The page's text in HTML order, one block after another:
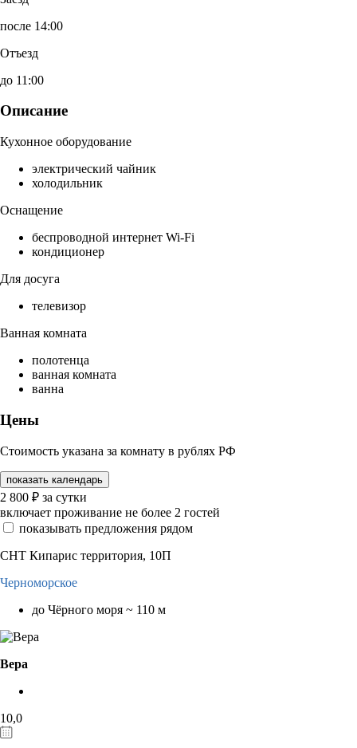
после 14:00
Отъезд
до 11:00
Описание
Кухонное оборудование
электрический чайник
холодильник
Оснащение
беспроводной интернет Wi-Fi
кондиционер
Для досуга
телевизор
Ванная комната
полотенца
ванная комната
ванна
Цены
Стоимость указана за комнату в рублях РФ
показать календарь
2 800 ₽ за сутки
включает проживание не более 2 гостей
показывать предложения рядом
СНТ Кипарис территория, 10П
Черноморское
до Чёрного моря ~ 110 м
Вера
10,0